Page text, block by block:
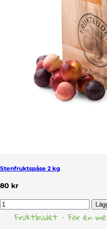
Stenfruktspåse 2 kg
80 kr
Fruktbudet - För en